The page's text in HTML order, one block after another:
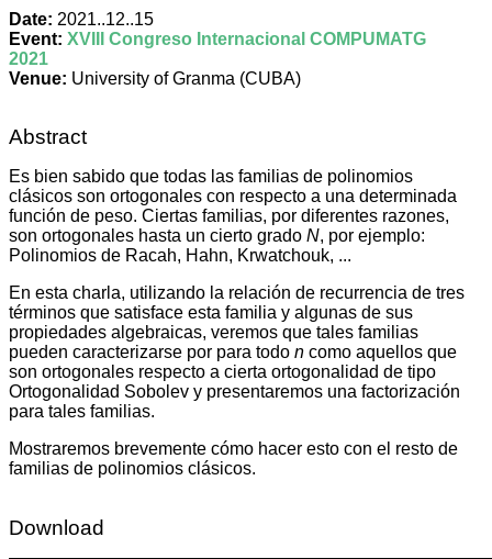
Date: 2021..12..15
Event: XVIII Congreso Internacional COMPUMATG
2021
Venue: University of Granma (CUBA)
Abstract
Es bien sabido que todas las familias de polinomios
clásicos son ortogonales con respecto a una determinada
función de peso. Ciertas familias, por diferentes razones,
son ortogonales hasta un cierto grado N, por ejemplo:
Polinomios de Racah, Hahn, Krwatchouk, ...
En esta charla, utilizando la relación de recurrencia de tres
términos que satisface esta familia y algunas de sus
propiedades algebraicas, veremos que tales familias
pueden caracterizarse por para todo n como aquellos que
son ortogonales respecto a cierta ortogonalidad de tipo
Ortogonalidad Sobolev y presentaremos una factorización
para tales familias.
Mostraremos brevemente cómo hacer esto con el resto de
familias de polinomios clásicos.
Download